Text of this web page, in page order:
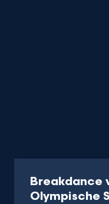
Breakdance
Olympische